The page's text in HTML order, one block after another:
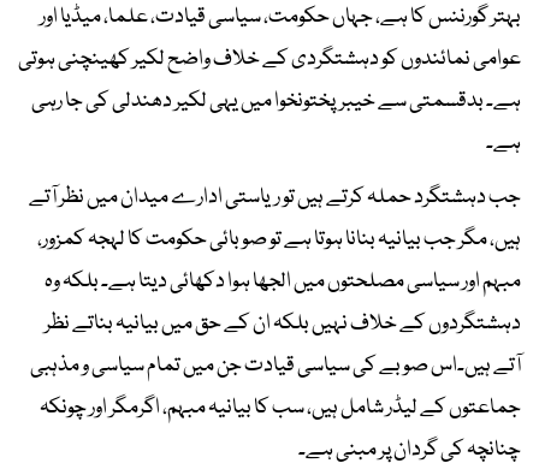
بہتر گورننس کا ہے، جہاں حکومت، سیاسی قیادت، علما، میڈیا اور
عوامی نمائندوں کو دہشتگردی کے خلاف واضح لکیر کھینچنی ہوتی
ہے۔ بدقسمتی سے خیبرپختونخوا میں یہی لکیر دھندلی کی جا رہی
ہے۔
جب دہشتگرد حملہ کرتے ہیں تو ریاستی ادارے میدان میں نظر آتے
ہیں، مگر جب بیانیہ بنانا ہوتا ہے تو صوبائی حکومت کا لہجہ کمزور،
مبہم اور سیاسی مصلحتوں میں الجھا ہوا دکھائی دیتا ہے۔ بلکہ وہ
دہشتگردوں کے خلاف نہیں بلکہ ان کے حق میں بیانیہ بناتے نظر
آتے ہیں۔اس صوبے کی سیاسی قیادت جن میں تمام سیاسی و مذہبی
جماعتوں کے لیڈر شامل ہیں، سب کا بیانیہ مبہم، اگرمگر اور چونکہ
چنانچہ کی گردان پر مبنی ہے۔